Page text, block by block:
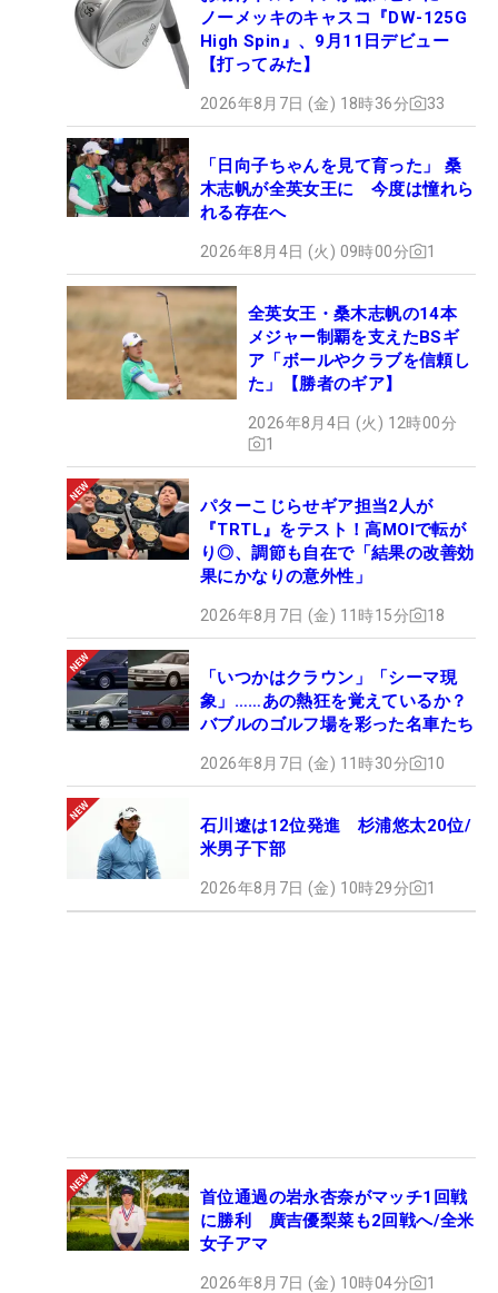
ノーメッキのキャスコ『DW-125G
High Spin』、9月11日デビュー
【打ってみた】
2026年8月7日 (金) 18時36分 33
「日向子ちゃんを見て育った」 桑
木志帆が全英女王に 今度は憧れら
れる存在へ
2026年8月4日 (火) 09時00分 1
全英女王・桑木志帆の14本
メジャー制覇を支えたBSギ
ア「ボールやクラブを信頼し
た」【勝者のギア】
2026年8月4日 (火) 12時00分
1
パターこじらせギア担当2人が
『TRTL』をテスト！高MOIで転が
り◎、調節も自在で「結果の改善効
果にかなりの意外性」
2026年8月7日 (金) 11時15分 18
「いつかはクラウン」「シーマ現
象」……あの熱狂を覚えているか？
バブルのゴルフ場を彩った名車たち
2026年8月7日 (金) 11時30分 10
石川遼は12位発進 杉浦悠太20位/
米男子下部
2026年8月7日 (金) 10時29分 1
首位通過の岩永杏奈がマッチ1回戦
に勝利 廣吉優梨菜も2回戦へ/全米
女子アマ
2026年8月7日 (金) 10時04分 1